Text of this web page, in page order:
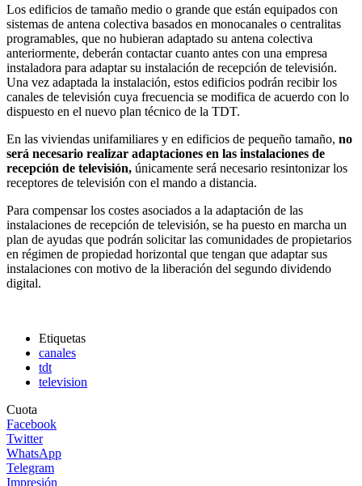
Los edificios de tamaño medio o grande que están equipados con
sistemas de antena colectiva basados en monocanales o centralitas
programables, que no hubieran adaptado su antena colectiva
anteriormente, deberán contactar cuanto antes con una empresa
instaladora para adaptar su instalación de recepción de televisión.
Una vez adaptada la instalación, estos edificios podrán recibir los
canales de televisión cuya frecuencia se modifica de acuerdo con lo
dispuesto en el nuevo plan técnico de la TDT.
En las viviendas unifamiliares y en edificios de pequeño tamaño, no
será necesario realizar adaptaciones en las instalaciones de
recepción de televisión, únicamente será necesario resintonizar los
receptores de televisión con el mando a distancia.
Para compensar los costes asociados a la adaptación de las
instalaciones de recepción de televisión, se ha puesto en marcha un
plan de ayudas que podrán solicitar las comunidades de propietarios
en régimen de propiedad horizontal que tengan que adaptar sus
instalaciones con motivo de la liberación del segundo dividendo
digital.
Etiquetas
canales
tdt
television
Cuota
Facebook
Twitter
WhatsApp
Telegram
Impresión